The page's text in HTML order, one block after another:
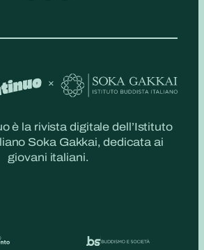
è la rivista digitale dell’Istituto
Soka Gakkai, dedicata ai
giovani italiani.